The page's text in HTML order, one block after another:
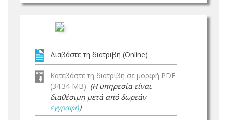
Διαβάστε τη διατριβή (Online)
Κατεβάστε τη διατριβή σε μορφή PDF
(34.34 MB) (Η υπηρεσία είναι
διαθέσιμη μετά από δωρεάν
εγγραφή)